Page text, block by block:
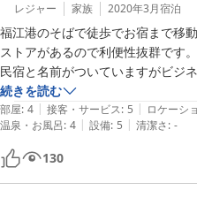
レジャー 家族 2020年3月宿泊
福江港のそばで徒歩でお宿まで移
ストアがあるので利便性抜群です。
民宿と名前がついていますがビジ
お宿でレンタカーもお借りしたの
も明るく丁寧でした。
お蔭様で福江島を満喫することが
寿司さん)もリーズナブルに美味し
ます。
本当に景色も素晴らしく、食べる
続きを読む
部屋: 4 | 接客・サービス: 5 | ロケーシ
温泉・お風呂: 4 | 設備: 5 | 清潔さ: -
130